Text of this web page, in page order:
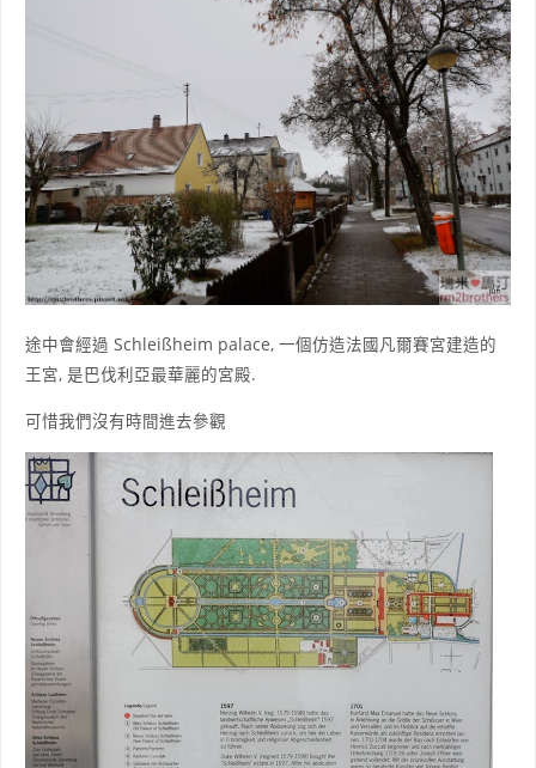
途中會經過 Schleißheim palace, 一個仿造法國凡爾賽宮建造的
王宮, 是巴伐利亞最華麗的宮殿.
可惜我們沒有時間進去參觀